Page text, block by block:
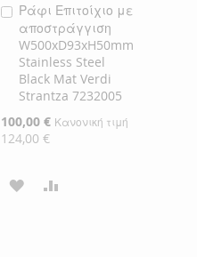
Ράφι Επιτοίχιο με
αποστράγγιση
W500xD93xH50mm
Stainless Steel
Black Mat Verdi
Strantza 7232005
Ειδική
Τιμή
100,00 € Κανονική τιμή
124,00 €
Προσθήκη
στο
Καλάθι
ΠΡΟΣΘΉΚΗ